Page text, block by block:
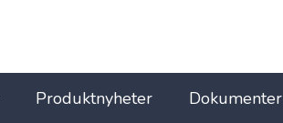
Produktnyheter Dokumenter